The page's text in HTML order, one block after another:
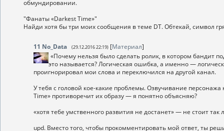
обмундировании.
"Фанаты «Darkest Time»"
Найди хотя бы три моих сообщения в теме DT. Обтекай, символ
11 No_Data (29.12.2016 22:19) [Материал]
«Почему нельзя было сделать ролик, в котором бандит
это называется? Логическая ошибка, а именно —
проигнорировал мои слова и переключился на другой канал.
У тебя с головой кое-какие проблемы. Озвучивание
Time» противоречит их образу — я понятно объясняю?
«хотя тебе умственного развития не достанет» — не стоит так
upd. Вместо того, чтобы прокомментировать мой ответ, ты